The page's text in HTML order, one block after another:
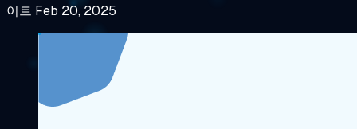
이트 Feb 20, 2025